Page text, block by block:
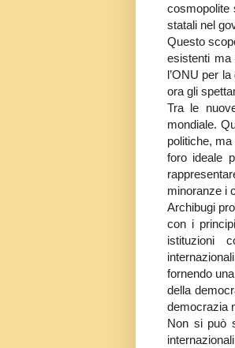
cosmopolite
statali nel
Questo
esistenti
l’ONU per
ora gli
Tra le
mondiale.
politiche,
foro ideale
minoranze i
Archibugi
con i
istituzioni
fornendo
della
democrazia
Non si può